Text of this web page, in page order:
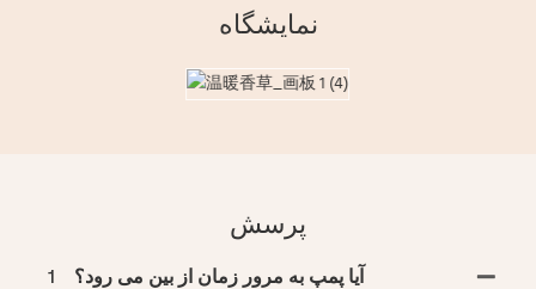
نمایشگاه
پرسش
1 آیا پمپ به مرور زمان از بین می رود؟